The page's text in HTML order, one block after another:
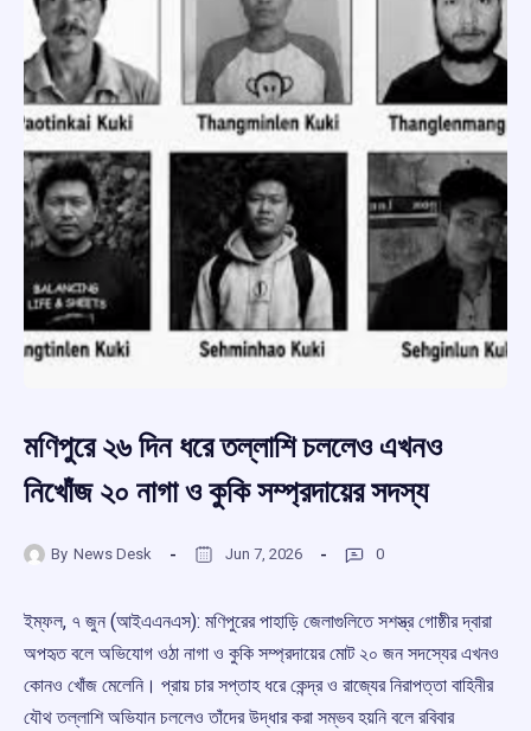
মণিপুরে ২৬ দিন ধরে তল্লাশি চললেও এখনও
নিখোঁজ ২০ নাগা ও কুকি সম্প্রদায়ের সদস্য
By News Desk Jun 7, 2026 0
ইম্ফল, ৭ জুন (আইএএনএস): মণিপুরের পাহাড়ি জেলাগুলিতে সশস্ত্র গোষ্ঠীর দ্বারা
অপহৃত বলে অভিযোগ ওঠা নাগা ও কুকি সম্প্রদায়ের মোট ২০ জন সদস্যের এখনও
কোনও খোঁজ মেলেনি। প্রায় চার সপ্তাহ ধরে কেন্দ্র ও রাজ্যের নিরাপত্তা বাহিনীর
যৌথ তল্লাশি অভিযান চললেও তাঁদের উদ্ধার করা সম্ভব হয়নি বলে রবিবার